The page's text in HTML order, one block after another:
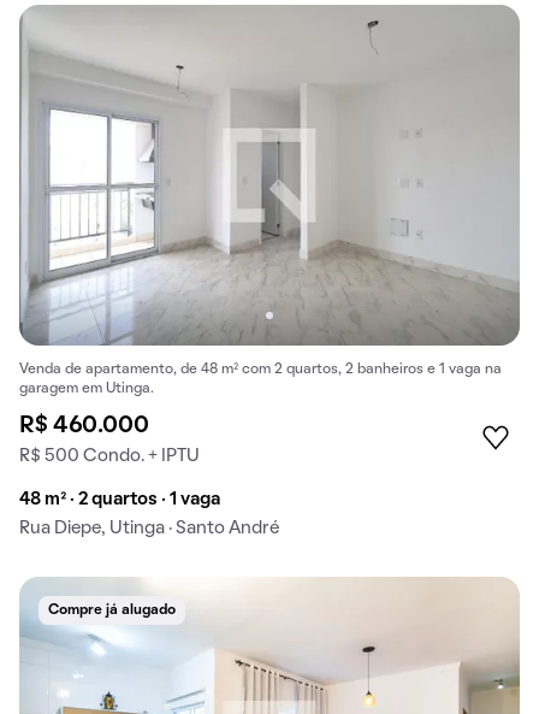
Venda de apartamento, de 48 m² com 2 quartos, 2 banheiros e 1 vaga na
garagem em Utinga.
R$ 460.000
R$ 500 Condo. + IPTU
48 m² · 2 quartos · 1 vaga
Rua Diepe, Utinga · Santo André
Compre já alugado